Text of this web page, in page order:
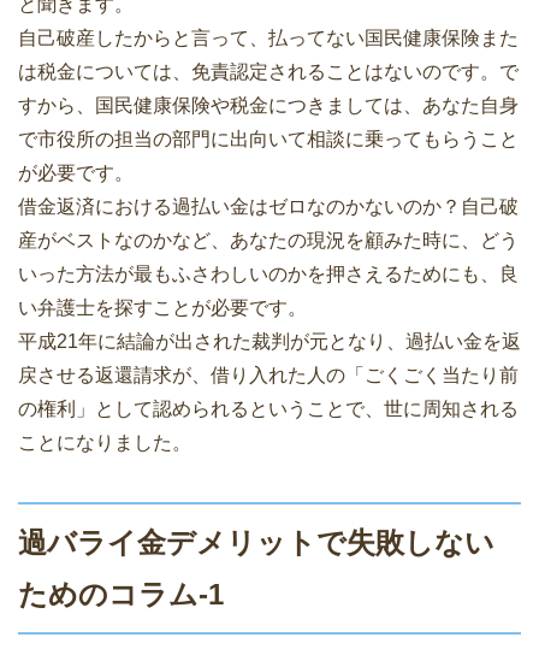
と聞きます。
自己破産したからと言って、払ってない国民健康保険また
は税金については、免責認定されることはないのです。で
すから、国民健康保険や税金につきましては、あなた自身
で市役所の担当の部門に出向いて相談に乗ってもらうこと
が必要です。
借金返済における過払い金はゼロなのかないのか？自己破
産がベストなのかなど、あなたの現況を顧みた時に、どう
いった方法が最もふさわしいのかを押さえるためにも、良
い弁護士を探すことが必要です。
平成21年に結論が出された裁判が元となり、過払い金を返
戻させる返還請求が、借り入れた人の「ごくごく当たり前
の権利」として認められるということで、世に周知される
ことになりました。
過バライ金デメリットで失敗しない
ためのコラム-1